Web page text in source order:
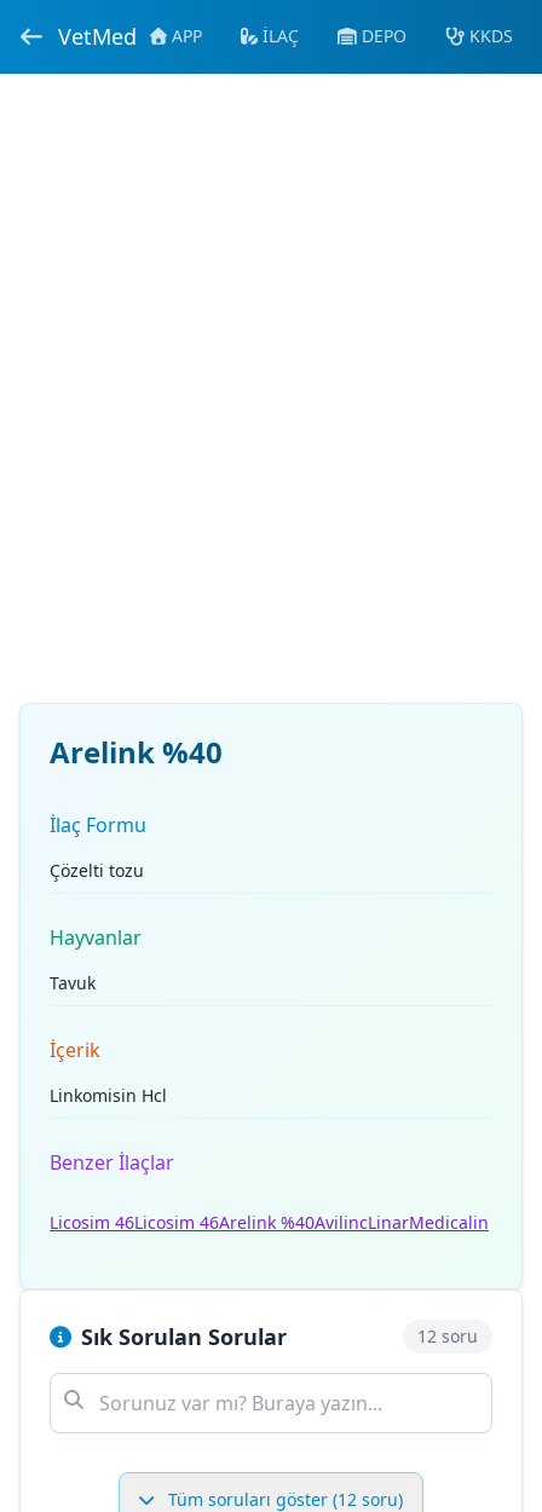
VetMed APP İLAÇ DEPO KKDS
Arelink %40
İlaç Formu
Çözelti tozu
Hayvanlar
Tavuk
İçerik
Linkomisin Hcl
Benzer İlaçlar
Licosim 46Licosim 46Arelink %40AvilincLinarMedicalin
Sık Sorulan Sorular 12 soru
Tüm soruları göster (12 soru)